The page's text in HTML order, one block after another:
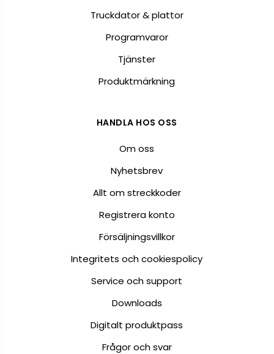
Truckdator & plattor
Programvaror
Tjänster
Produktmärkning
HANDLA HOS OSS
Om oss
Nyhetsbrev
Allt om streckkoder
Registrera konto
Försäljningsvillkor
Integritets och cookiespolicy
Service och support
Downloads
Digitalt produktpass
Frågor och svar